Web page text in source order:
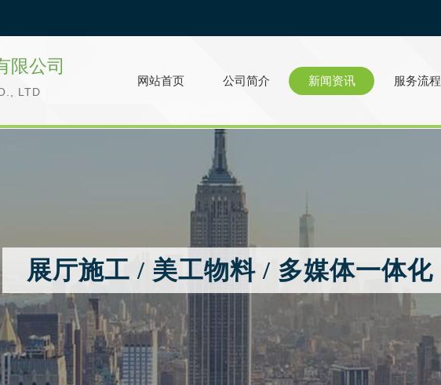
限公司
LTD
网站首页 公司简介 新闻资讯 服务流程
展厅施工 / 美工物料 / 多媒体一体化